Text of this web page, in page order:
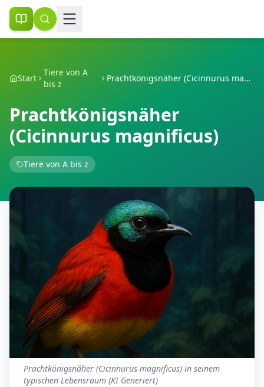
Start
Tiere von A
bis z
Prachtkönigsnäher (Cicinnurus magnificus)
Prachtkönigsnäher
(Cicinnurus magnificus)
Tiere von A bis z
Prachtkönigsnäher (Cicinnurus magnificus) in seinem
typischen Lebensraum (KI Generiert)